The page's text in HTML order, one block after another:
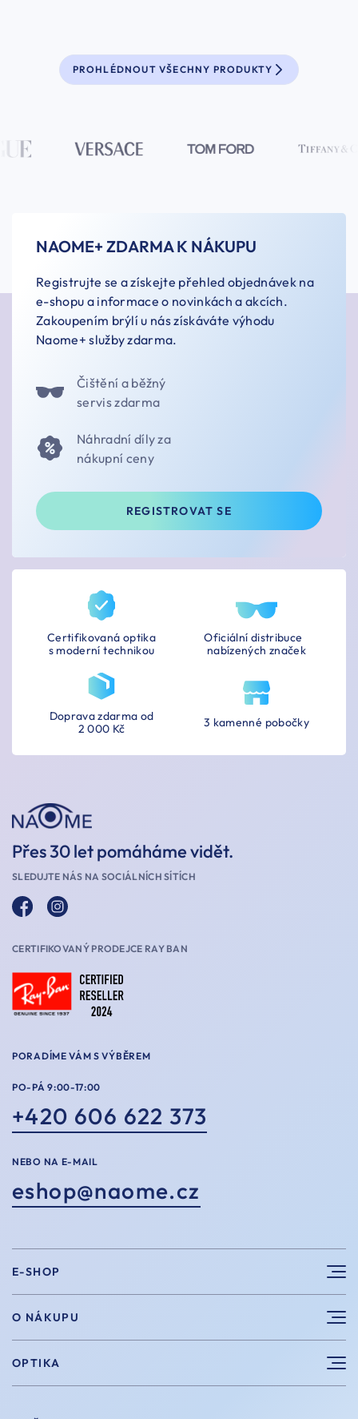
PROHLÉDNOUT VŠECHNY PRODUKTY
NAOME+ ZDARMA K NÁKUPU
Registrujte se a získejte přehled objednávek na
e-shopu a informace o novinkách a akcích.
Zakoupením brýlí u nás získáváte výhodu
Naome+ služby zdarma.
Čištění a běžný
servis zdarma
Náhradní díly za
nákupní ceny
REGISTROVAT SE
Certifikovaná optika
s moderní technikou
Oficiální distribuce
nabízených značek
3 kamenné pobočky
Doprava zdarma od
2 000 Kč
Přes 30 let pomáháme vidět.
SLEDUJTE NÁS NA SOCIÁLNÍCH SÍTÍCH
CERTIFIKOVANÝ PRODEJCE RAY BAN
PORADÍME VÁM S VÝBĚREM
PO-PÁ 9:00-17:00
+420 606 622 373
NEBO NA E-MAIL
eshop@naome.cz
E-SHOP
Sluneční brýle
Sportovní brýle
Vintage brýle
O NÁKUPU
Velikosti
OPTIKA